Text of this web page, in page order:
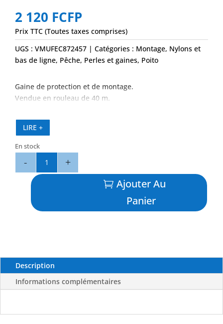
2 120 FCFP
Prix TTC (Toutes taxes comprises)
UGS : VMUFEC872457 Catégories : Montage, Nylons et
bas de ligne, Pêche, Perles et gaines, Poito
Gaine de protection et de montage.
Vendue en rouleau de 40 m.
LIRE +
En stock
Ajouter Au
Panier
Description
Informations complémentaires